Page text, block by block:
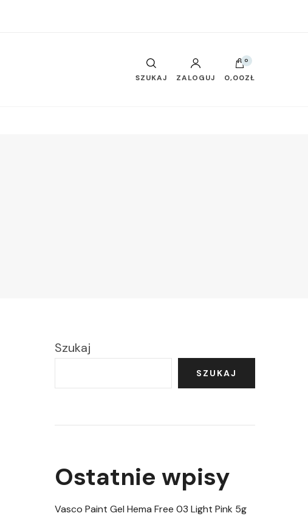
SZUKAJ ZALOGUJ
0
0,00ZŁ
Szukaj
SZUKAJ
Ostatnie wpisy
Vasco Paint Gel Hema Free 03 Light Pink 5g